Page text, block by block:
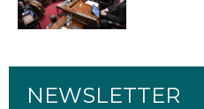
NEWSLETTER